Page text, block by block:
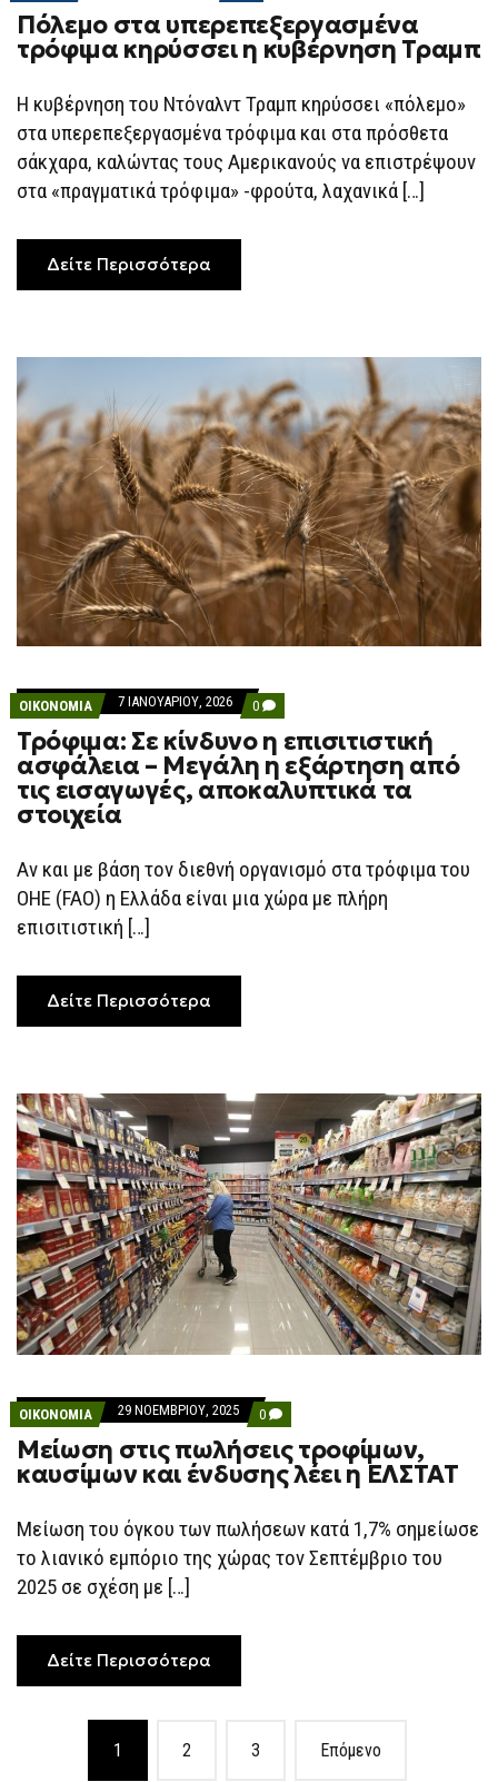
ON
ΠΌΛΕΜΟ
ΣΤΑ
ΥΠΕΡΕΠΕΞΕΡΓΑΣΜΈΝΑ
Η
ΚΥΒΈΡΝΗΣΗ
ΤΡΑΜΠ
Πόλεμο στα υπερεπεξεργασμένα
τρόφιμα κηρύσσει η κυβέρνηση Τραμπ
Η κυβέρνηση του Ντόναλντ Τραμπ κηρύσσει «πόλεμο»
στα υπερεπεξεργασμένα τρόφιμα και στα πρόσθετα
σάκχαρα, καλώντας τους Αμερικανούς να επιστρέψουν
στα «πραγματικά τρόφιμα» -φρούτα, λαχανικά […]
Δείτε Περισσότερα
ΟΙΚΟΝΟΜΙΑ 7 ΙΑΝΟΥΑΡΊΟΥ, 2026 0 COMMENTS
ON
ΤΡΌΦΙΜΑ:
ΣΕ
ΚΊΝΔΥΝΟ
Η
Η
ΕΞΆΡΤΗΣΗ
ΑΠΌ
Τρόφιμα: Σε κίνδυνο η επισιτιστική
ασφάλεια – Μεγάλη η εξάρτηση από
τις εισαγωγές, αποκαλυπτικά τα
στοιχεία
Αν και µε βάση τον διεθνή οργανισµό στα τρόφιμα του
ΟΗΕ (FAO) η Ελλάδα είναι µια χώρα µε πλήρη
επισιτιστική […]
Δείτε Περισσότερα
ΟΙΚΟΝΟΜΙΑ 29 ΝΟΕΜΒΡΊΟΥ, 2025 0 COMMENTS
ON
ΜΕΊΩΣΗ
ΣΤΙΣ
ΠΩΛΉΣΕΙΣ
ΚΑΙ
ΈΝΔΥΣΗΣ
ΛΈΕΙ
Μείωση στις πωλήσεις τροφίμων,
καυσίμων και ένδυσης λέει η ΕΛΣΤΑΤ
Μείωση του όγκου των πωλήσεων κατά 1,7% σημείωσε
το λιανικό εμπόριο της χώρας τον Σεπτέμβριο του
2025 σε σχέση με […]
Δείτε Περισσότερα
1 2 3 Επόμενο